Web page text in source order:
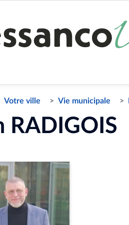
Votre ville Vie municipale
RADIGOIS